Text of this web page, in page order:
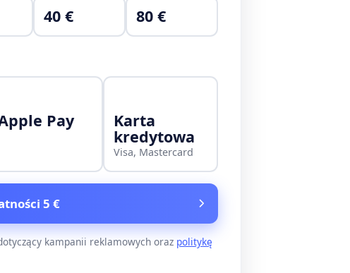
40 € 80 €
Pay Karta
kredytowa
Visa, Mastercard
5 €
kampanii reklamowych oraz politykę